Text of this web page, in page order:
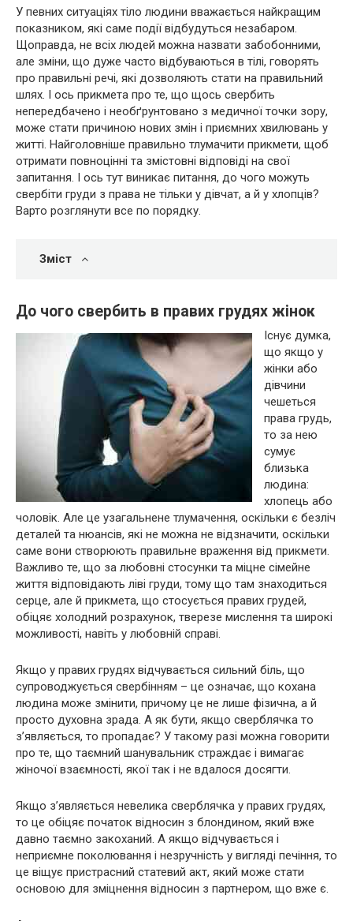
У певних ситуаціях тіло людини вважається найкращим
показником, які саме події відбудуться незабаром.
Щоправда, не всіх людей можна назвати забобонними,
але зміни, що дуже часто відбуваються в тілі, говорять
про правильні речі, які дозволяють стати на правильний
шлях. І ось прикмета про те, що щось свербить
непередбачено і необґрунтовано з медичної точки зору,
може стати причиною нових змін і приємних хвилювань у
житті. Найголовніше правильно тлумачити прикмети, щоб
отримати повноцінні та змістовні відповіді на свої
запитання. І ось тут виникає питання, до чого можуть
свербіти груди з права не тільки у дівчат, а й у хлопців?
Варто розглянути все по порядку.
Зміст
До чого свербить в правих грудях жінок
Існує думка,
що якщо у
жінки або
дівчини
чешеться
права грудь,
то за нею
сумує
близька
людина:
хлопець або
чоловік. Але це узагальнене тлумачення, оскільки є безліч
деталей та нюансів, які не можна не відзначити, оскільки
саме вони створюють правильне враження від прикмети.
Важливо те, що за любовні стосунки та міцне сімейне
життя відповідають ліві груди, тому що там знаходиться
серце, але й прикмета, що стосується правих грудей,
обіцяє холодний розрахунок, тверезе мислення та широкі
можливості, навіть у любовній справі.
Якщо у правих грудях відчувається сильний біль, що
супроводжується свербінням – це означає, що кохана
людина може змінити, причому це не лише фізична, а й
просто духовна зрада. А як бути, якщо сверблячка то
з’являється, то пропадає? У такому разі можна говорити
про те, що таємний шанувальник страждає і вимагає
жіночої взаємності, якої так і не вдалося досягти.
Якщо з’являється невелика сверблячка у правих грудях,
то це обіцяє початок відносин з блондином, який вже
давно таємно закоханий. А якщо відчувається і
неприємне поколювання і незручність у вигляді печіння, то
це віщує пристрасний статевий акт, який може стати
основою для зміцнення відносин з партнером, що вже є.